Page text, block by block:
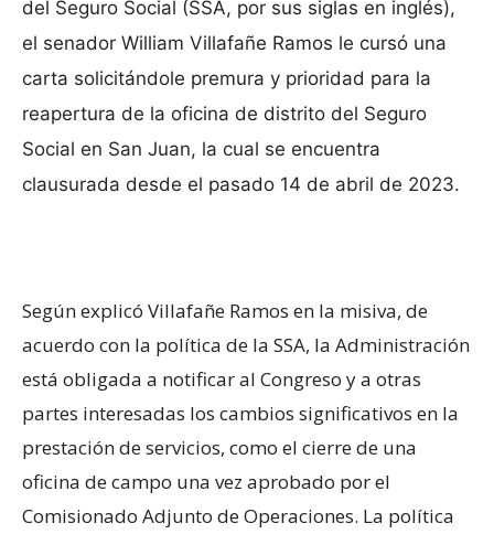
del Seguro Social (SSA, por sus siglas en inglés),
el senador William Villafañe Ramos le cursó una
carta solicitándole premura y prioridad para la
reapertura de la oficina de distrito del Seguro
Social en San Juan, la cual se encuentra
clausurada desde el pasado 14 de abril de 2023.
Según explicó Villafañe Ramos en la misiva, de
acuerdo con la política de la SSA, la Administración
está obligada a notificar al Congreso y a otras
partes interesadas los cambios significativos en la
prestación de servicios, como el cierre de una
oficina de campo una vez aprobado por el
Comisionado Adjunto de Operaciones. La política